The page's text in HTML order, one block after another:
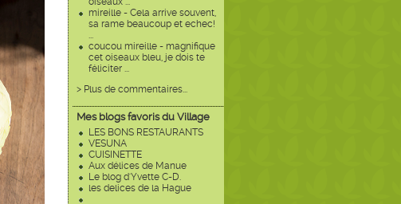
mireille - Cela arrive souvent,
sa rame beaucoup et echec!
...
coucou mireille - magnifique
cet oiseaux bleu, je dois te
féliciter ...
> Plus de commentaires...
Mes blogs favoris du Village
LES BONS RESTAURANTS
VESUNA
CUISINETTE
Aux délices de Manue
Le blog d'Yvette C-D.
les delices de la Hague